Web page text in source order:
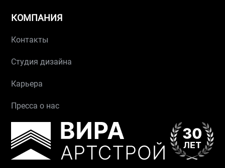
КОМПАНИЯ
Контакты
Студия дизайна
Карьера
Пресса о нас